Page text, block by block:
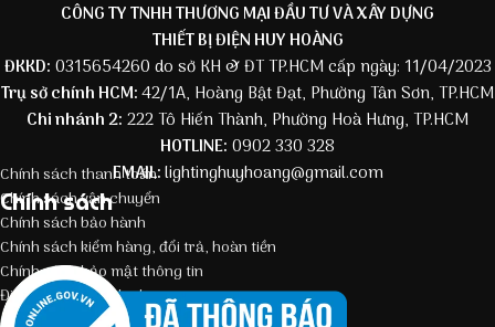
CÔNG TY TNHH THƯƠNG MẠI ĐẦU TƯ VÀ XÂY DỰNG
THIẾT BỊ ĐIỆN HUY HOÀNG
ĐKKD: 0315654260 do sở KH & ĐT TP.HCM cấp ngày: 11/04/2023
Trụ sở chính HCM:42/1A, Hoàng Bật Đạt, Phường Tân Sơn, TP.HCM
Chi nhánh 2: 222 Tô Hiến Thành, Phường Hoà Hưng, TP.HCM
HOTLINE: 0902 330 328
EMAIL:lightinghuyhoang@gmail.com
Chính sách
Chính sách thanh toán
Chính sách vận chuyển
Chính sách bảo hành
Chính sách kiểm hàng, đổi trả, hoàn tiền
Chính sách bảo mật thông tin
Điều kiện giao dịch chung